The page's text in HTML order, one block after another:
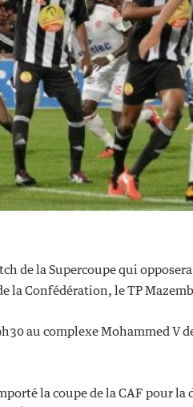
de la Supercoupe qui
la Confédération, le TP
au complexe Mohammed V
la coupe de la CAF pour